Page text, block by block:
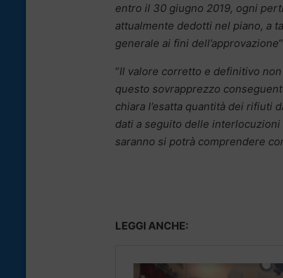
entro il 30 giugno 2019, ogni
attualmente dedotti nel piano, a
generale ai fini dell’approvazione
“Il valore corretto e definitivo
questo sovrapprezzo
chiara l’esatta quantità dei
dati a seguito delle interlocuzioni
saranno si potrà comprendere
LEGGI ANCHE: